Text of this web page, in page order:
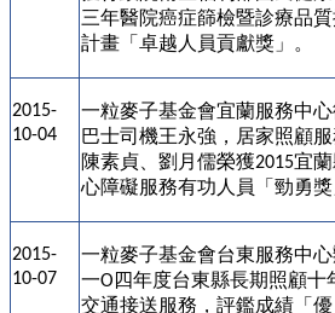
三年醫院癌症篩檢暨診療品
計畫「卓越人員貢獻獎」。
2015-
10-04
一粒麥子基金會宜蘭服務中
巴士司機王永強，居家照顧服
陳素貞、劉月儒榮獲2015宜
心障礙服務有功人員「勁勇獎
2015-
10-07
一粒麥子基金會台東服務中
一O 四年度台東縣長期照顧十
交通接送服務，評鑑成績「優